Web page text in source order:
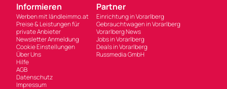
Informieren
Werben mit ländleimmo.at
Preise & Leistungen für
private Anbieter
Newsletter Anmeldung
Cookie Einstellungen
Über Uns
Hilfe
AGB
Datenschutz
Impressum
Partner
Einrichtung in Vorarlberg
Gebrauchtwagen in Vorarlberg
Vorarlberg News
Jobs in Vorarlberg
Deals in Vorarlberg
Russmedia GmbH